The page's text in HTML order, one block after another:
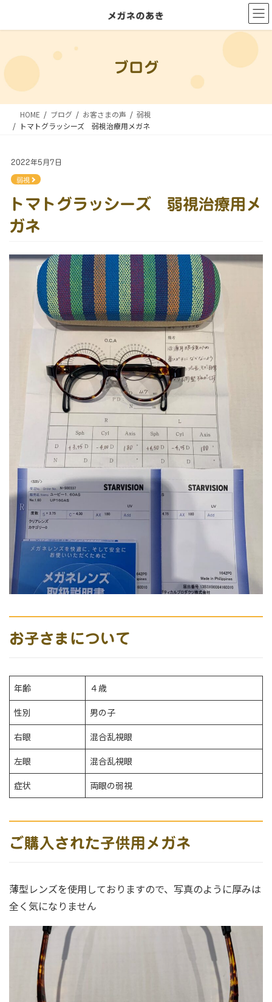
ン
ツ
ー
シ
ブログ
HOME ブログ お客さまの声
弱視
トマトグラッシーズ 弱視治療用メガネ
2022年5月7日
弱視
トマトグラッシーズ 弱視治療用メ
ガネ
お子さまについて
年齢
４歳
性別
男の子
右眼
混合乱視眼
左眼
混合乱視眼
症状
両眼の弱視
ご購入された子供用メガネ
薄型レンズを使用しておりますので、写真のように厚みは
全く気になりません